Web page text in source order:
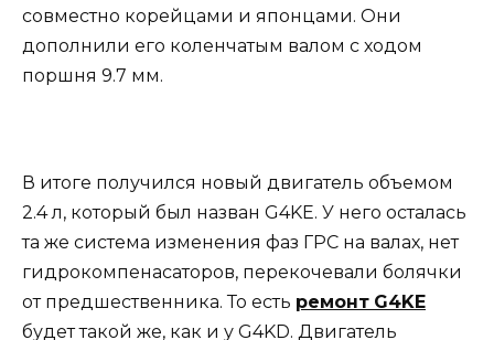
совместно корейцами и японцами. Они
дополнили его коленчатым валом с ходом
поршня 9.7 мм.
В итоге получился новый двигатель объемом
2.4 л, который был назван G4KE. У него осталась
та же система изменения фаз ГРС на валах, нет
гидрокомпенасаторов, перекочевали болячки
от предшественника. То есть ремонт G4KE
будет такой же, как и у G4KD. Двигатель